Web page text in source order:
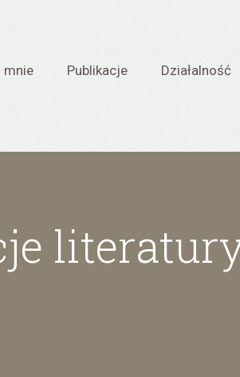
mnie Publikacje Działalność